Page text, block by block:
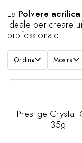
La Polvere acrilica
ideale per creare
professionale.
Ordina Mostra
Prestige Crystal
35g